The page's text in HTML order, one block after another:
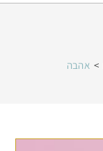
> אהבה